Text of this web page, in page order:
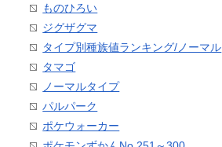
ものひろい
ジグザグマ
タイプ別種族値ランキング/ノーマル
タマゴ
ノーマルタイプ
パルパーク
ポケウォーカー